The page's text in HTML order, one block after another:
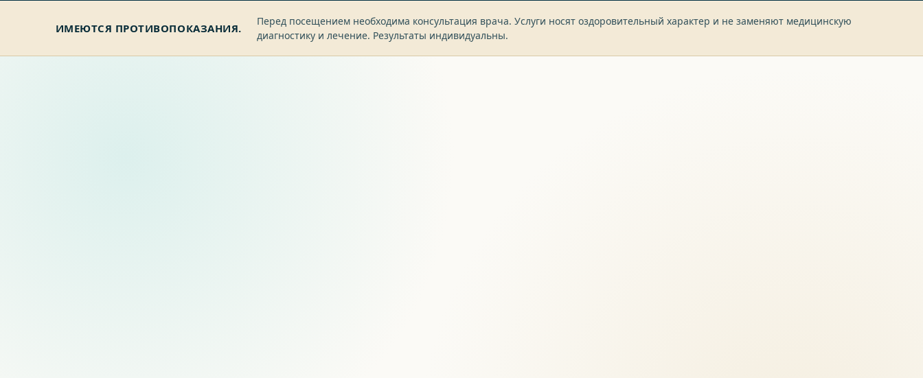
ИМЕЮТСЯ ПРОТИВОПОКАЗАНИЯ.
Перед посещением необходима консультация врача. Услуги носят оздоровительный характер и не заменяют медицинскую
диагностику и лечение. Результаты индивидуальны.